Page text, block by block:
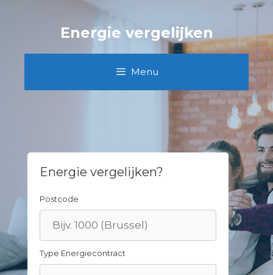
Energie vergelijken
Menu
Energie vergelijken?
Postcode
Type Energiecontract